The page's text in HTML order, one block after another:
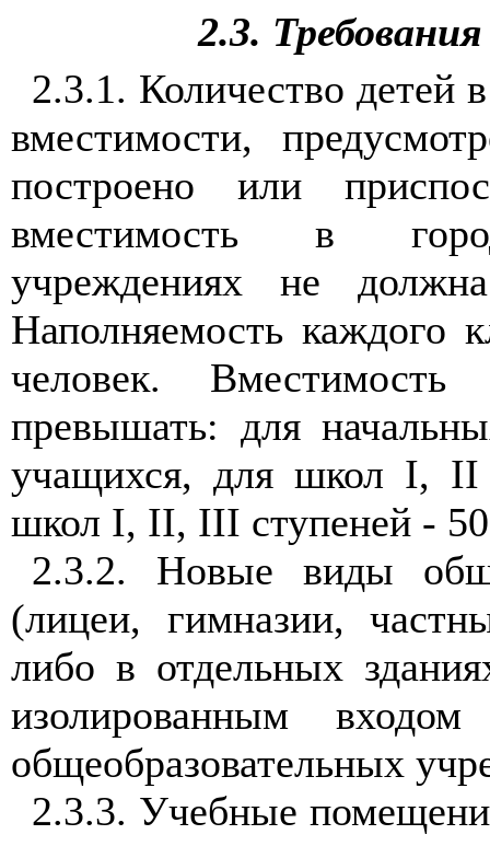
2.3.
2.3.1. Количество детей
вместимости,
построено или
вместимость в
учреждениях не
Наполняемость каждого
человек.
превышать: для
учащихся, для школ I, II
школ I, II, III ступеней -
2.3.2. Новые виды
(лицеи, гимназии,
либо в отдельных
изолированным
общеобразовательных
2.3.3. Учебные